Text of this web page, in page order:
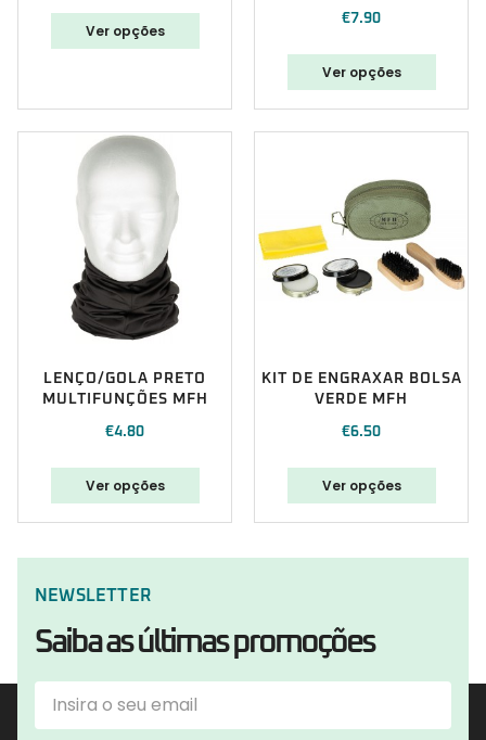
Ver opções
€7.90
Ver opções
LENÇO/GOLA PRETO
MULTIFUNÇÕES MFH
€4.80
Ver opções
KIT DE ENGRAXAR BOLSA
VERDE MFH
€6.50
Ver opções
NEWSLETTER
Saiba as últimas promoções